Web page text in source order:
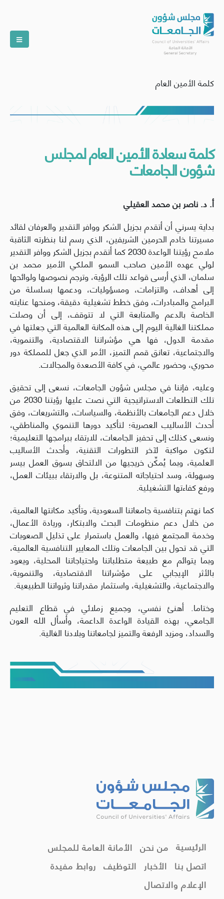
كلمة الأمين العام
‏كلمة سعادة الأمين العام لمجلس
شؤون الجامعات
أ. د. ناصر بن محمد العقيلي
بداية يسرني أن أتقدم بجزيل الشكر ووافر التقدير والعرفان لقائد
مسيرتنا خادم الحرمين الشريفين، الذي رسم لنا بنظرته الثاقبة
ملامح رؤيتنا الواعدة 2030 كما أتقدم بجزيل الشكر ووافر التقدير
لولي عهده الأمين صاحب السمو الملكي الأمير محمد بن
سلمان، الذي أرسى قواعد تلك الرؤية، وترجم نصوصها ولوائحها
إلى أهداف، والتزامات، ومسؤوليات، ودعمها بسلسلة من
البرامج والمبادرات، وفق خطط تشغيلية دقيقة، ومنحها عنايته
الخاصة بالدعم والمتابعة التي لا تتوقف، إلى أن وصلت
مملكتنا الغالية اليوم إلى هذه المكانة العالمية التي جعلتها في
مقدمة الدول، فها هي مؤشراتنا الاقتصادية، والتنموية،
والاجتماعية، تعانق قمم التميز، الأمر الذي جعل للمملكة دور
محوري، وحضور عالمي، في كافة الأصعدة والمجالات.
وعليه، فإننا في مجلس شؤون الجامعات، نسعى إلى تحقيق
تلك التطلعات الاستراتيجية التي نصت عليها رؤيتنا 2030 من
خلال دعم الجامعات بالأنظمة، والسياسات، والتشريعات، وفق
أحدث الأساليب العصرية؛ لتأكيد دورها التنموي والمناطقي،
ونسعى كذلك إلى تحفيز الجامعات، للارتقاء ببرامجها التعليمية؛
لتكون مواكبة لآخر التطورات التقنية، وأحدث الأساليب
العلمية، وبما يُمكِّن خريجيها من الالتحاق بسوق العمل بيسر
وسهولة، وسد احتياجاته المتنوعة، بل والارتقاء ببيئات العمل،
ورفع كفاءتها التشغيلية.
كما نهتم بتنافسية جامعاتنا السعودية، وتأكيد مكانتها العالمية،
من خلال دعم منظومات البحث والابتكار، وريادة الأعمال،
وخدمة المجتمع فيها، والعمل باستمرار على تذليل الصعوبات
التي قد تحول بين الجامعات وتلك المعايير التنافسية العالمية،
وبما يتوائم مع طبيعة متطلباتنا واحتياجاتنا المحلية، ويعود
بالأثر الإيجابي على مؤشراتنا الاقتصادية، والتنموية،
والاجتماعية، والتشغيلية، واستثمار مقدراتنا وثرواتنا الطبيعية.
وختاما. أهنئ نفسي، وجميع زملائي في قطاع التعليم
الجامعي، بهذه القيادة الواعدة الداعمة، وأسأل الله العون
والسداد، ومزيد الرفعة والتميز لجامعاتنا وبلادنا الغالية.
الرئيسية من نحن الأمانة العامة للمجلس
اتصل بنا الأخبار التوظيف روابط مفيدة
الإعلام والاتصال